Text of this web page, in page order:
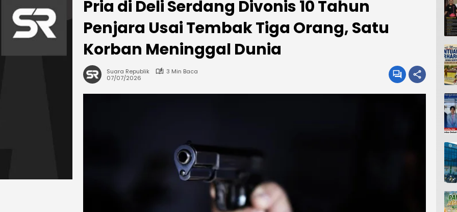
Pria di Deli Serdang Divonis 10 Tahun
Penjara Usai Tembak Tiga Orang, Satu
Korban Meninggal Dunia
Suara Republik
3 Min Baca
07/07/2026